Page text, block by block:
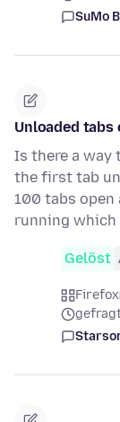
SuMo
Unloaded
Is there a way
the first tab
100 tabs open
running which
Gelöst
Firefox